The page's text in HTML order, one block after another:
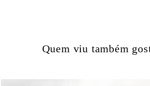
Quem viu também